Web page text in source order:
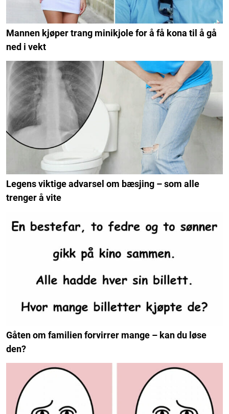
Mannen kjøper trang minikjole for å få kona til å gå
ned i vekt
Legens viktige advarsel om bæsjing – som alle
trenger å vite
Gåten om familien forvirrer mange – kan du løse
den?